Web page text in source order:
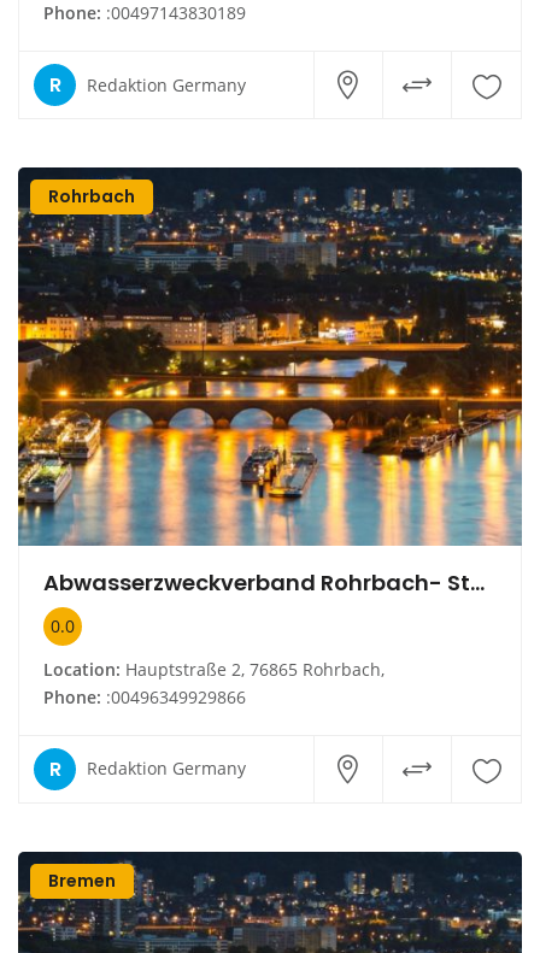
Phone: :00497143830189
R Redaktion Germany
Rohrbach
Abwasserzweckverband Rohrbach- Steinweiler
0.0
Location: Hauptstraße 2, 76865 Rohrbach,
Phone: :00496349929866
R Redaktion Germany
Bremen